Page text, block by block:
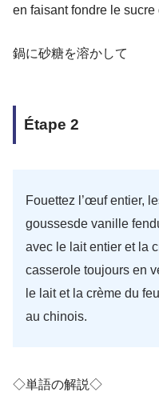
en faisant fondre le
鍋に砂糖を溶かして
Étape 2
Fouettez l’œuf entier,
goussesde vanille
avec le lait entier et la
casserole toujours en
le lait et la crème du
au chinois.
◇単語の解説◇